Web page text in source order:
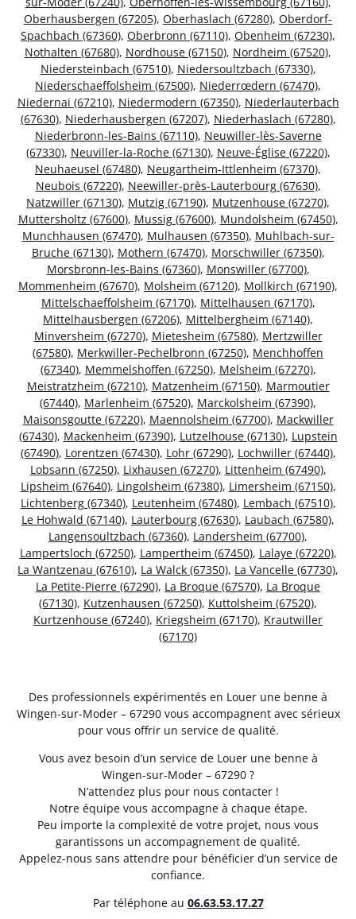
Oberhausbergen (67205), Oberhaslach (67280), Oberdorf-
Spachbach (67360), Oberbronn (67110), Obenheim (67230),
Nothalten (67680), Nordhouse (67150), Nordheim (67520),
Niedersteinbach (67510), Niedersoultzbach (67330),
Niederschaeffolsheim (67500), Niederrœdern (67470),
Niedernai (67210), Niedermodern (67350), Niederlauterbach
(67630), Niederhausbergen (67207), Niederhaslach (67280),
Niederbronn-les-Bains (67110), Neuwiller-lès-Saverne
(67330), Neuviller-la-Roche (67130), Neuve-Église (67220),
Neuhaeusel (67480), Neugartheim-Ittlenheim (67370),
Neubois (67220), Neewiller-près-Lauterbourg (67630),
Natzwiller (67130), Mutzig (67190), Mutzenhouse (67270),
Muttersholtz (67600), Mussig (67600), Mundolsheim (67450),
Munchhausen (67470), Mulhausen (67350), Muhlbach-sur-
Bruche (67130), Mothern (67470), Morschwiller (67350),
Morsbronn-les-Bains (67360), Monswiller (67700),
Mommenheim (67670), Molsheim (67120), Mollkirch (67190),
Mittelschaeffolsheim (67170), Mittelhausen (67170),
Mittelhausbergen (67206), Mittelbergheim (67140),
Minversheim (67270), Mietesheim (67580), Mertzwiller
(67580), Merkwiller-Pechelbronn (67250), Menchhoffen
(67340), Memmelshoffen (67250), Melsheim (67270),
Meistratzheim (67210), Matzenheim (67150), Marmoutier
(67440), Marlenheim (67520), Marckolsheim (67390),
Maisonsgoutte (67220), Maennolsheim (67700), Mackwiller
(67430), Mackenheim (67390), Lutzelhouse (67130), Lupstein
(67490), Lorentzen (67430), Lohr (67290), Lochwiller (67440),
Lobsann (67250), Lixhausen (67270), Littenheim (67490),
Lipsheim (67640), Lingolsheim (67380), Limersheim (67150),
Lichtenberg (67340), Leutenheim (67480), Lembach (67510),
Le Hohwald (67140), Lauterbourg (67630), Laubach (67580),
Langensoultzbach (67360), Landersheim (67700),
Lampertsloch (67250), Lampertheim (67450), Lalaye (67220),
La Wantzenau (67610), La Walck (67350), La Vancelle (67730),
La Petite-Pierre (67290), La Broque (67570), La Broque
(67130), Kutzenhausen (67250), Kuttolsheim (67520),
Kurtzenhouse (67240), Kriegsheim (67170), Krautwiller
(67170)
Des professionnels expérimentés en Louer une benne à
Wingen-sur-Moder – 67290 vous accompagnent avec sérieux
pour vous offrir un service de qualité.
Vous avez besoin d’un service de Louer une benne à
Wingen-sur-Moder – 67290 ?
N’attendez plus pour nous contacter !
Notre équipe vous accompagne à chaque étape.
Peu importe la complexité de votre projet, nous vous
garantissons un accompagnement de qualité.
Appelez-nous sans attendre pour bénéficier d’un service de
confiance.
Par téléphone au 06.63.53.17.27